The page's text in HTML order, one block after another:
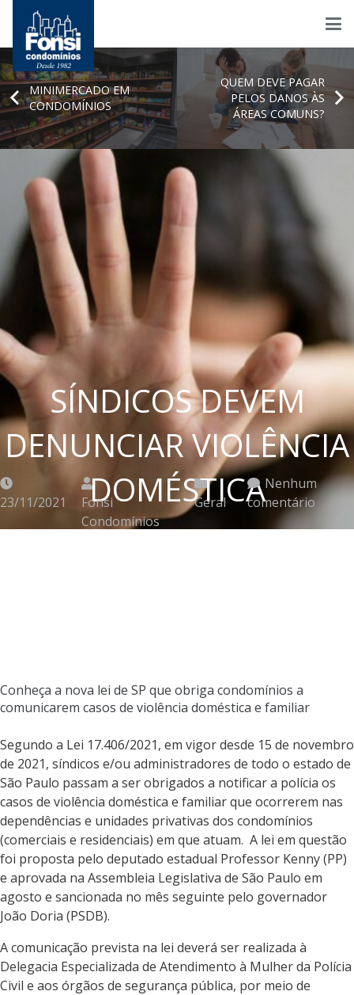
MINIMERCADO EM
CONDOMÍNIOS
QUEM DEVE PAGAR
PELOS DANOS ÀS
ÁREAS COMUNS?
SÍNDICOS DEVEM
DENUNCIAR VIOLÊNCIA
DOMÉSTICA
23/11/2021
Fonsi
Condomínios
Geral
Nenhum
comentário
Conheça a nova lei de SP que obriga condomínios a
comunicarem casos de violência doméstica e familiar
Segundo a Lei 17.406/2021, em vigor desde 15 de novembro
de 2021, síndicos e/ou administradores de todo o estado de
São Paulo passam a ser obrigados a notificar a polícia os
casos de violência doméstica e familiarque ocorrerem nas
dependências e unidades privativas dos condomínios
(comerciais e residenciais) em que atuam. A lei em questão
foi proposta pelo deputado estadual Professor Kenny (PP)
e aprovada na Assembleia Legislativa de São Paulo em
agosto e sancionada no mês seguinte pelo governador
João Doria (PSDB).
A comunicação prevista na lei deverá ser realizada à
Delegacia Especializada de Atendimento à Mulher da Polícia
Civil e aos órgãos de segurança pública, por meio de